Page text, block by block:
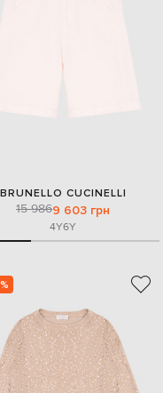
BRUNELLO CUCINELLI
15 9869 603 грн
4Y6Y